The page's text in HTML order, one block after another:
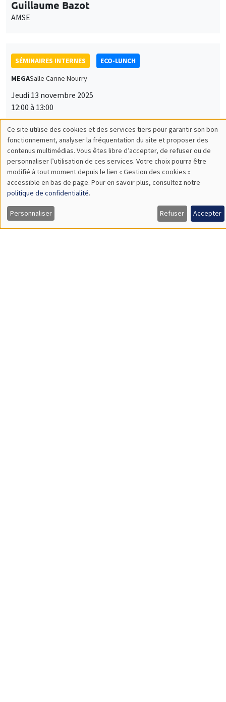
Guillaume Bazot
AMSE
SÉMINAIRES INTERNES
ECO-LUNCH
MEGASalle Carine Nourry
Jeudi 13 novembre 2025
12:00 à 13:00
Jiakun Zheng
AMSE
Unpacking Household Insurance Decisions: Field and
Experimental Evidence
MEGASalle Carine Nourry
Utilisation
des
données
personnelles
et
des
Ce site utilise des cookies et des services tiers pour garantir son bon
fonctionnement, analyser la fréquentation du site et proposer des
contenus multimédias. Vous êtes libre d’accepter, de refuser ou de
personnaliser l’utilisation de ces services. Votre choix pourra être
modifié à tout moment depuis le lien « Gestion des cookies »
accessible en bas de page. Pour en savoir plus, consultez notre
politique de confidentialité.
Personnaliser Refuser Accepter